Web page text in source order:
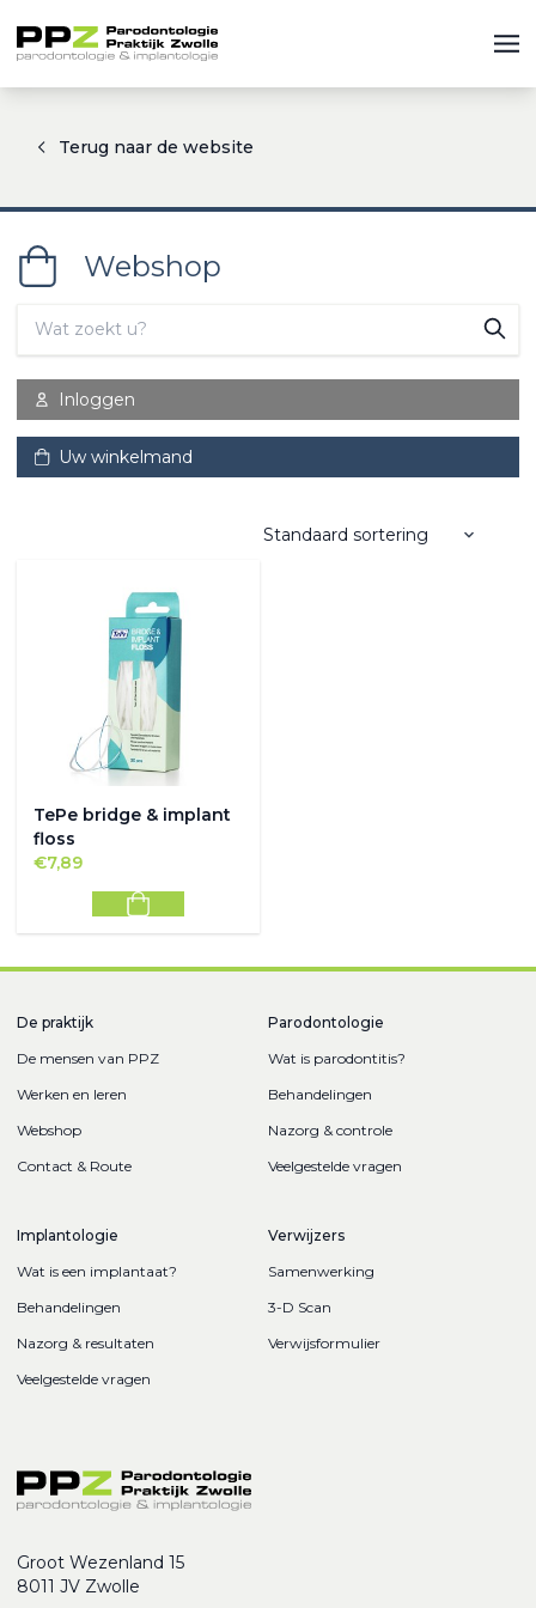
Terug naar de website
Webshop
Inloggen
Uw winkelmand
TePe bridge & implant
floss
€7,89
De praktijk
De mensen van PPZ
Werken en leren
Webshop
Contact & Route
Parodontologie
Wat is parodontitis?
Behandelingen
Nazorg & controle
Veelgestelde vragen
Implantologie
Wat is een implantaat?
Behandelingen
Nazorg & resultaten
Veelgestelde vragen
Verwijzers
Samenwerking
3-D Scan
Verwijsformulier
Groot Wezenland 15
8011 JV Zwolle